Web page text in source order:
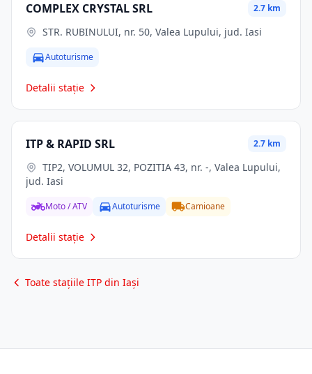
COMPLEX CRYSTAL SRL 2.7 km
STR. RUBINULUI, nr. 50, Valea Lupului, jud. Iasi
Autoturisme
Detalii stație
ITP & RAPID SRL 2.7 km
jud. Iasi
Moto / ATV Autoturisme Camioane
Detalii stație
Toate stațiile ITP din Iași